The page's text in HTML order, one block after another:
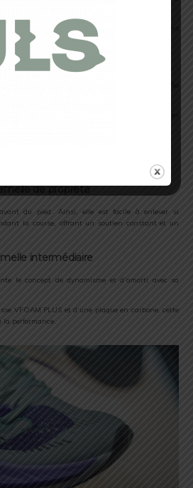
vous informer et de vous inspirer. Plongez dans
savoir sur cette supershoes.
La Tige
de propreté
du pied. Ainsi, elle est facile à enlever si
la course, offrant un soutien constant et un
intermédiaire
le concept de dynamisme et d’amorti avec sa
VFOAM PLUS et d’une plaque en carbone, cette
la performance.